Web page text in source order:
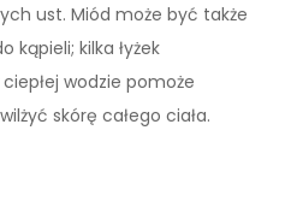
ust. Miód może być także
kąpieli; kilka łyżek
wodzie pomoże
skórę całego ciała.